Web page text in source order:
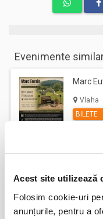
Acest site utilizează
Folosim cookie-uri
anunțurile, pentru a
Evenimente
Marc
Vlaha
BILETE